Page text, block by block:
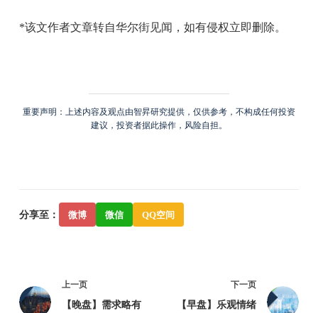
*该文作者文章转自华尔街见闻，如有侵权立即删除。
重要声明：上述内容及观点由智昇研究提供，仅供参考，不构成任何投资
建议，投资者据此操作，风险自担。
分享至： 微博 微信 QQ空间
上一页
【晚盘】需求略有
下一页
【早盘】乐观情绪